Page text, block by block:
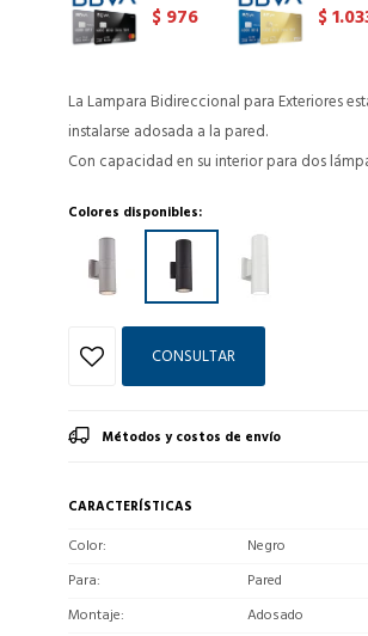
$ 976 $
La Lampara Bidireccional para Exteriores
instalarse adosada a la pared.
Con capacidad en su interior para dos
Colores disponibles:
CONSULTAR
Métodos y costos de envío
CARACTERÍSTICAS
Color
Negro
Para
Pared
Montaje
Adosado